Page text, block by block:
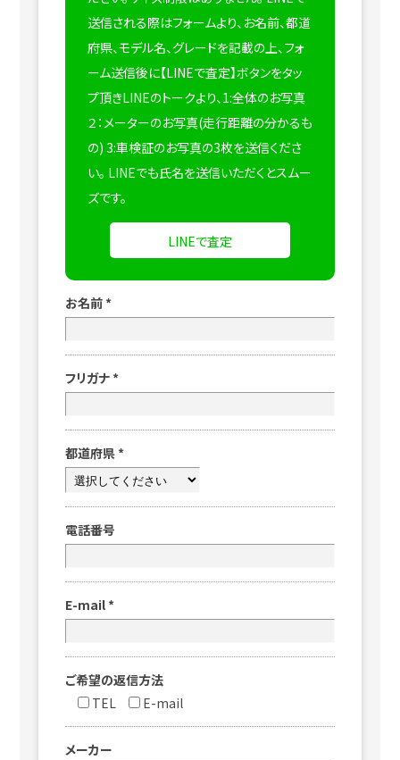
送信される際はフォームより、お名前、都道
府県、モデル名、グレードを記載の上、フォ
ーム送信後に【LINEで査定】ボタンをタッ
プ頂きLINEのトークより、1:全体のお写真
２：メーターのお写真(走行距離の分かるも
の) 3:車検証のお写真の3枚を送信くださ
い。 LINEでも氏名を送信いただくとスムー
ズです。
LINEで査定
お名前 *
フリガナ *
都道府県 *
電話番号
E-mail *
ご希望の返信方法
TEL
E-mail
メーカー